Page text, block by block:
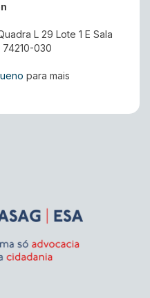
L 29 Lote 1 E Sala
74210-030
para mais